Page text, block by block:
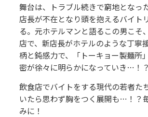
舞台は、トラブル続きで窮地となっ
店長が不在となり頭を抱えるバイト
る。元ホテルマンと語るこの男こ
店で、新店長がホテルのような丁寧
柄と鈍感力で、「トーキョー製麺所
密が徐々に明らかになっていき…！？
飲食店でバイトをする現代の若者た
いたら思わず胸をつく展開も…！？
みに！